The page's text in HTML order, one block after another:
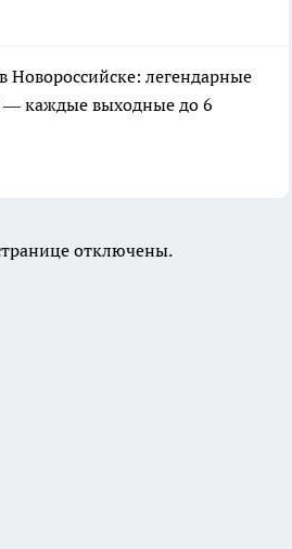
Новороссийске: легендарные
— каждые выходные до 6
отключены.